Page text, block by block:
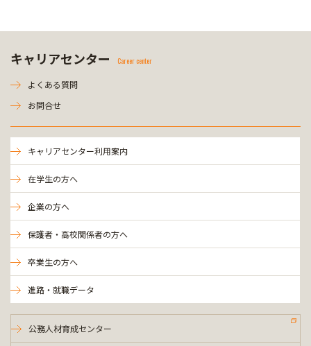
キャリアセンター Career center
よくある質問
お問合せ
キャリアセンター利用案内
在学生の方へ
企業の方へ
保護者・高校関係者の方へ
卒業生の方へ
進路・就職データ
公務人材育成センター